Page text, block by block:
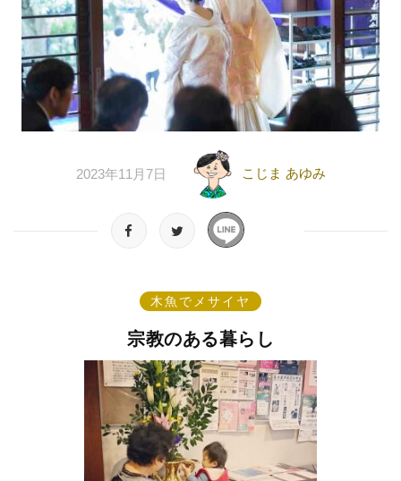
2023年11月7日 こじま あゆみ
木魚でメサイヤ
宗教のある暮らし